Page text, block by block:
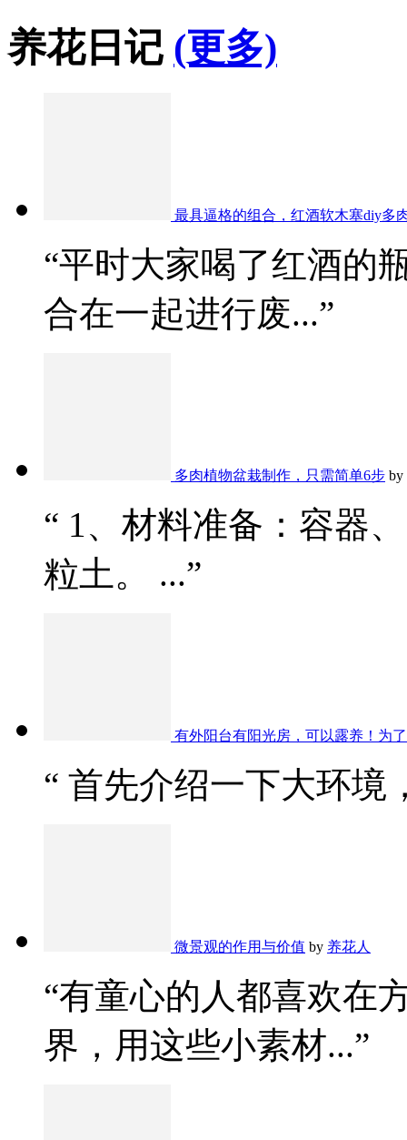
养花日记 (更多)
最具逼格的组合，红酒软木塞diy多
“平时大家喝了红酒的
合在一起进行废...”
多肉植物盆栽制作，只需简单6步 by
“ 1、材料准备：容器
粒土。 ...”
有外阳台有阳光房，可以露养！为
“ 首先介绍一下大环境
微景观的作用与价值 by 养花人
“有童心的人都喜欢在
界，用这些小素材...”